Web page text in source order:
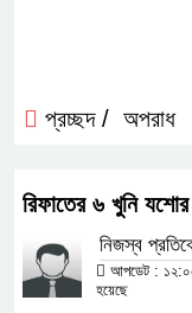
প্রচ্ছদ / অপরাধ
রিফাতের ৬ খুনি
নিজস্ব
আপডেট :
হয়েছে